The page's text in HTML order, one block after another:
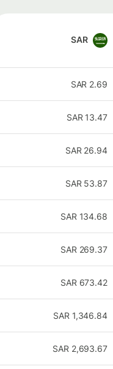
SAR
2.69
SAR
13.47
SAR
26.94
SAR
53.87
SAR
134.68
SAR
269.37
SAR
673.42
SAR
1,346.84
SAR
2,693.67
SAR